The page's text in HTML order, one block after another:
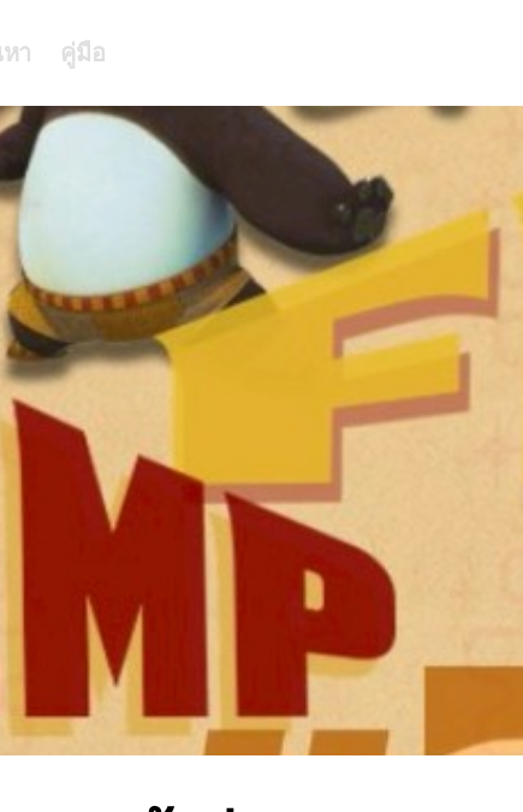
า คู่มือ